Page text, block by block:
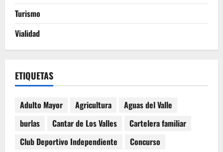
Turismo
Vialidad
ETIQUETAS
Adulto Mayor Agricultura
Aguas del Valle
burlas
Cantar de Los Valles
Cartelera familiar
Club Deportivo Independiente
Concurso